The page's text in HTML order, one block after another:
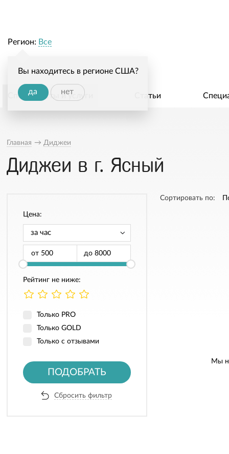
Регион: Все
Вы находитесь в регионе США?
да нет
Специалисты и услуги Статьи
Главная → Диджеи
Диджеи в г. Ясный
Цена:
от до
Рейтинг не ниже:
Только PRO
Только GOLD
Только с отзывами
ПОДОБРАТЬ
Сбросить фильтр
Сортировать по:
Мы